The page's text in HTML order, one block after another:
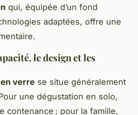
qui, équipée d’un fond
adaptées, offre une
le design et les
verre se situe généralement
une dégustation en solo,
contenance ; pour la famille,